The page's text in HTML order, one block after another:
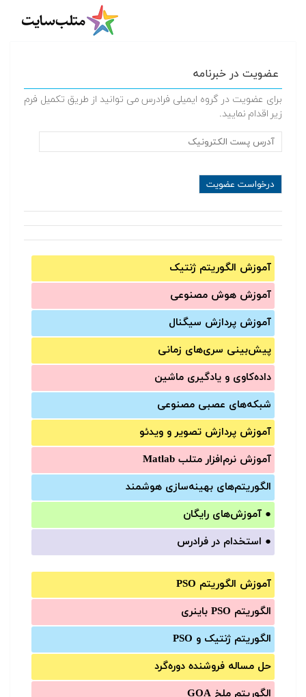
عضویت در خبرنامه
برای عضویت در گروه ایمیلی فرادرس می توانید از طریق تکمیل فرم
زیر اقدام نمایید.
آموزش الگوریتم ژنتیک
آموزش‌ هوش مصنوعی
آموزش‌ پردازش سیگنال
پیش‌‌بینی سری‌‌های زمانی
داده‌کاوی و یادگیری ماشین
شبکه‌های عصبی مصنوعی
آموزش‌ پردازش تصویر و ویدئو
آموزش‌ نرم‌افزار متلب Matlab
الگوریتم‌های بهینه‌سازی هوشمند
● آموزش‌های رایگان
● استخدام در فرادرس
آموزش الگوریتم PSO
الگوریتم PSO باینری
الگوریتم ژنتیک و PSO
حل مساله فروشنده دوره‌گرد
الگوریتم ملخ GOA